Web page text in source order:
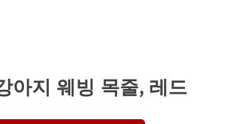
아지 웨빙 목줄, 레드